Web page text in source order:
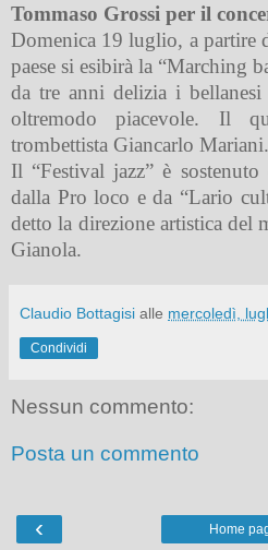
Tommaso Grossi per il
Domenica 19 luglio, a partire
paese si esibirà la “Marching
da tre anni delizia i
oltremodo piacevole. Il
trombettista Giancarlo Mariani.
Il “Festival jazz” è
dalla Pro loco e da “Lario
detto la direzione artistica del
Gianola.
Claudio Bottagisi alle mercoledì,
Condividi
Nessun commento:
Posta un commento
‹ Home